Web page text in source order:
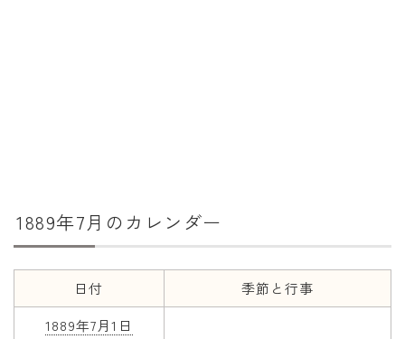
誕生シンボル
年齢と学年
1889年7月のカレンダー
日付
季節と行事
1889年7月1日